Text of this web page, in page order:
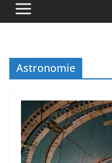
Astronomie